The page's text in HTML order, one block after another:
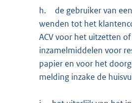
h.
de gebruiker van
wenden tot het
ACV voor het uitzetten
inzamelmiddelen voor
papier en voor het
melding inzake de